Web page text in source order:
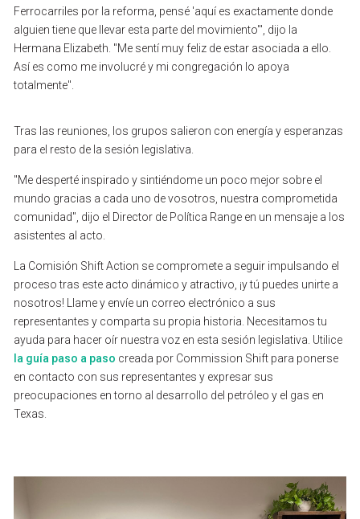
Ferrocarriles por la reforma, pensé 'aquí es exactamente donde
alguien tiene que llevar esta parte del movimiento'", dijo la
Hermana Elizabeth. "Me sentí muy feliz de estar asociada a ello.
Así es como me involucréy mi congregación lo apoya
totalmente".
Tras las reuniones, los grupos salieron con energía y esperanzas
para el resto de la sesión legislativa.
"Me desperté inspirado y sintiéndome un poco mejor sobre el
mundo gracias a cada uno devosotros, nuestra comprometida
comunidad", dijo el Director de Política Range en un mensaje a los
asistentes al acto.
La Comisión ShiftAction se compromete a seguir impulsando el
proceso tras este acto dinámico y atractivo, ¡ytú puedes unirte a
nosotros!
Llamey envíe un correo electrónico a sus
representantes y comparta su propia historia. Necesitamos tu
ayuda para hacer oír nuestra voz en esta sesión legislativa. Utilice
la guía paso a paso creada por Commission Shift para ponerse
en contacto con sus representantes y expresar sus
preocupaciones en torno al desarrollo del petróleo y el gas en
Texas.